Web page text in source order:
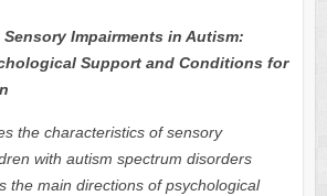
Sensory Impairments in Autism:
Support and Conditions for
the characteristics of sensory
with autism spectrum disorders
the main directions of psychological